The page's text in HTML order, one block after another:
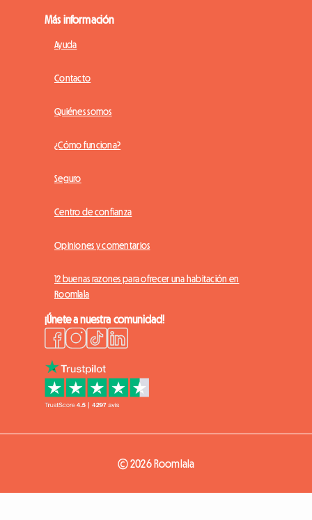
Más información
Ayuda
Contacto
Quiénes somos
¿Cómo funciona?
Seguro
Centro de confianza
Opiniones y comentarios
12 buenas razones para ofrecer una habitación en
Roomlala
¡Únete a nuestra comunidad!
© 2026 Roomlala